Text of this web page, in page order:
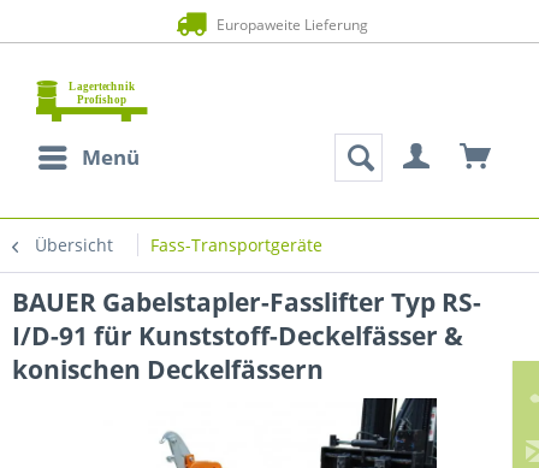
Europaweite Lieferung
Menü
Übersicht Fass-Transportgeräte
BAUER Gabelstapler-Fasslifter Typ RS-
I/D-91 für Kunststoff-Deckelfässer &
konischen Deckelfässern